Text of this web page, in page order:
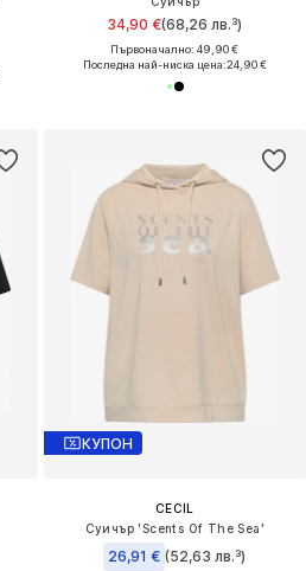
34,90 €(68,26 лв.³)
Първоначално: 49,90 €
Последна най-ниска цена:24,90 €
КУПОН
CECIL
Суичър 'Scents Of The Sea'
26,91 € (52,63 лв.³)